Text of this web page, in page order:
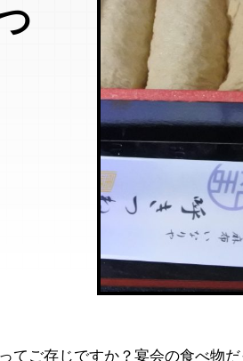
てご存じですか？宴会の食べ物